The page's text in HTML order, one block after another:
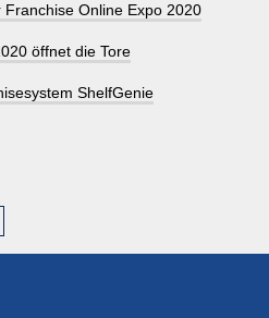
Online Expo 2020
öffnet die Tore
ShelfGenie